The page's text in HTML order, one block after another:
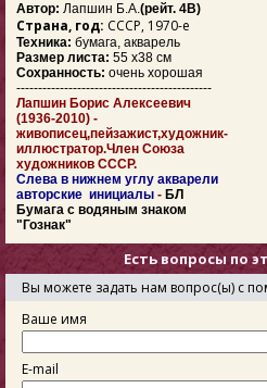
Автор: Лапшин Б.А.(рейт. 4В)
Страна, год: СССР, 1970-е
Техника: бумага, акварель
Размер листа: 55 х38 см
Сохранность: очень хорошая
---------------------------------------------
Лапшин Борис Алексеевич
(1936-2010) -
живописец,пейзажист,художник-
иллюстратор.Член Союза
художников СССР.
Слева в нижнем углу акварели
авторские инициалы - БЛ
Бумага с водяным знаком
"Гознак"
Есть вопросы по
Вы можете задать нам вопрос(ы) с
Ваше имя
E-mail